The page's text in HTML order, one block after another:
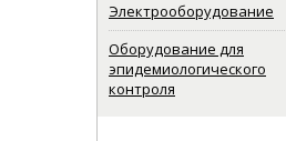
Электрооборудование
Оборудование для
эпидемиологического
контроля